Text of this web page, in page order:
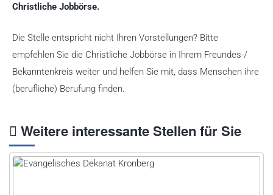
Christliche Jobbörse.
Die Stelle entspricht nicht Ihren Vorstellungen? Bitte
empfehlen Sie die Christliche Jobbörse in Ihrem Freundes-/
Bekanntenkreis weiter und helfen Sie mit, dass Menschen ihre
(berufliche) Berufung finden.
Weitere interessante Stellen für Sie